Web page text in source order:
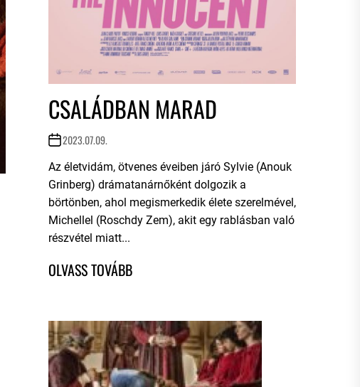
CSALÁDBAN MARAD
2023.07.09.
Az életvidám, ötvenes éveiben járó Sylvie (Anouk
Grinberg) drámatanárnőként dolgozik a
börtönben, ahol megismerkedik élete szerelmével,
Michellel (Roschdy Zem), akit egy rablásban való
részvétel miatt...